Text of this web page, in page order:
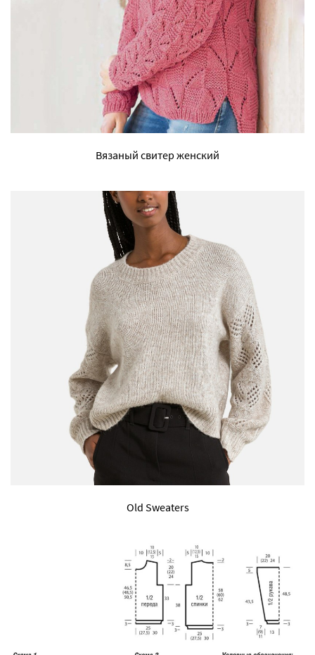
Вязаный свитер женский
Old Sweaters